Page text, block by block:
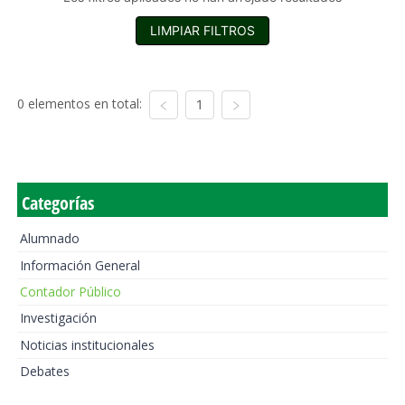
LIMPIAR FILTROS
0 elementos en total: 1
Categorías
Alumnado
Información General
Contador Público
Investigación
Noticias institucionales
Debates